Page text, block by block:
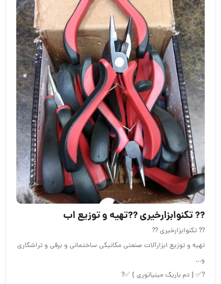
?? تکنوابزارخیری ??تهیه و توزیع اب
?? تکنوابزارخیری ??
تهیه و توزیع ابزارآلات صنعتی مکانیکی ساختمانی و برقی و تراشکاری
و...
?✅ { دم باریک مینیاتوری } ✅?